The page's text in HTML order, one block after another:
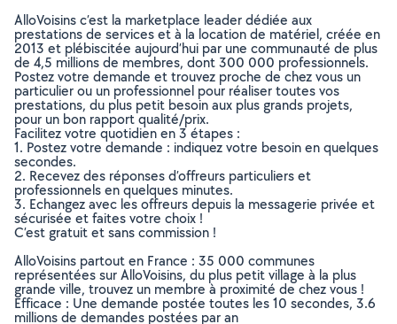
AlloVoisins c’est la marketplace leader dédiée aux
prestations de services et à la location de matériel, créée en
2013 et plébiscitée aujourd’hui par une communauté de plus
de 4,5 millions de membres, dont 300 000 professionnels.
Postez votre demande et trouvez proche de chez vous un
particulier ou un professionnel pour réaliser toutes vos
prestations, du plus petit besoin aux plus grands projets,
pour un bon rapport qualité/prix.
Facilitez votre quotidien en 3 étapes :
1. Postez votre demande : indiquez votre besoin en quelques
secondes.
2. Recevez des réponses d’offreurs particuliers et
professionnels en quelques minutes.
3. Echangez avec les offreurs depuis la messagerie privée et
sécurisée et faites votre choix !
C’est gratuit et sans commission !
AlloVoisins partout en France : 35 000 communes
représentées sur AlloVoisins, du plus petit village à la plus
grande ville, trouvez un membre à proximité de chez vous !
Efficace : Une demande postée toutes les 10 secondes, 3.6
millions de demandes postées par an